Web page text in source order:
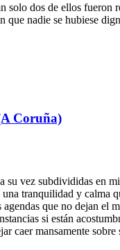
dos de ellos
nadie se hubiese
Coruña)
vez subdivididas en
tranquilidad y
que no dejan el
si están
caer mansamente